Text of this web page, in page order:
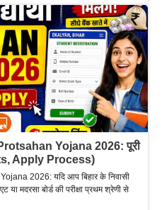
Yojana 2026: पूरी
Apply Process)
2026: यदि आप बिहार के निवासी
मदरसा बोर्ड की परीक्षा प्रथम श्रेणी से